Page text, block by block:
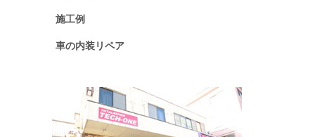
施工例
車の内装リペア